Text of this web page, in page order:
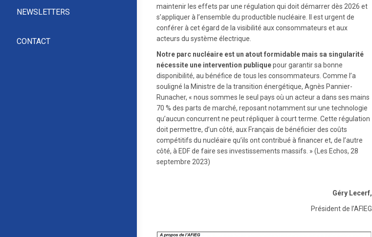
NEWSLETTERS
CONTACT
maintenir les effets par une régulation qui doit démarrer dès 2026 et
s’appliquer à l’ensemble du productible nucléaire. Il est urgent de
conférer à cet égard de la visibilité aux consommateurs et aux
acteurs du système électrique.
Notre parc nucléaire est un atout formidable mais sa singularité
nécessite une intervention publiquepour garantir sa bonne
disponibilité, au bénéfice de tous les consommateurs. Comme l’a
souligné la Ministre de la transition énergétique, Agnès Pannier-
Runacher, « nous sommes le seul pays où un acteur a dans ses mains
70 % des parts de marché, reposant notamment sur une technologie
qu’aucun concurrent ne peut répliquer à court terme. Cette régulation
doit permettre, d’un côté, aux Français de bénéficier des coûts
compétitifs du nucléaire qu’ils ont contribué à financer et, de l’autre
côté, à EDF de faire ses investissements massifs. » (Les Echos, 28
septembre 2023)
Géry Lecerf,
Président de l’AFIEG